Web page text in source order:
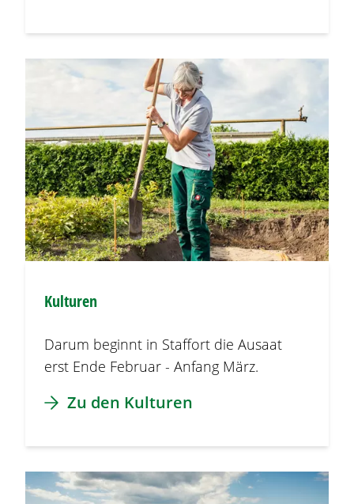
Kulturen
Darum beginnt in Staffort die Ausaat
erst Ende Februar - Anfang März.
Zu den Kulturen